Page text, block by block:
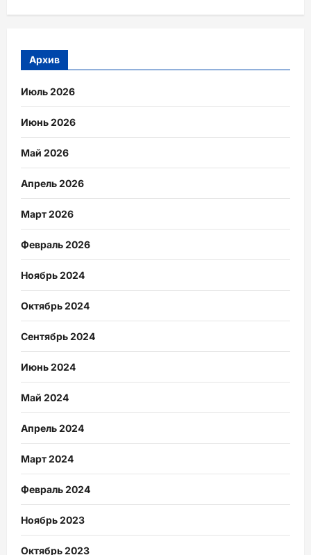
Архив
Июль 2026
Июнь 2026
Май 2026
Апрель 2026
Март 2026
Февраль 2026
Ноябрь 2024
Октябрь 2024
Сентябрь 2024
Июнь 2024
Май 2024
Апрель 2024
Март 2024
Февраль 2024
Ноябрь 2023
Октябрь 2023